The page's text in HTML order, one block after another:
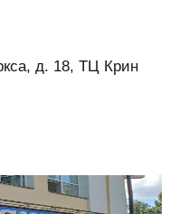
д. 18, ТЦ Крин